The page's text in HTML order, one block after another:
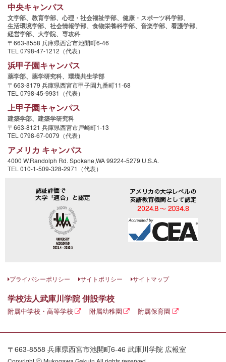
中央キャンパス
文学部、 教育学部、 心理・社会福祉学部、 健康・スポーツ科学部、
生活環境学部、 社会情報学部、 食物栄養科学部、 音楽学部、 看護学部、
経営学部、 大学院、 専攻科
〒663-8558 兵庫県西宮市池開町6-46
TEL 0798-47-1212（代表）
浜甲子園キャンパス
薬学部、 薬学研究科、 環境共生学部
〒663-8179 兵庫県西宮市甲子園九番町11-68
TEL 0798-45-9931（代表）
上甲子園キャンパス
建築学部、 建築学研究科
〒663-8121 兵庫県西宮市戸崎町1-13
TEL 0798-67-0079（代表）
アメリカ キャンパス
4000 W.Randolph Rd. Spokane,WA 99224-5279 U.S.A.
TEL 010-1-509-328-2971（代表）
プライバシーポリシー サイトポリシー サイトマップ
学校法人武庫川学院 併設学校
附属中学校・高等学校 附属幼稚園 附属保育園
〒663-8558 兵庫県西宮市池開町6-46 武庫川学院 広報室